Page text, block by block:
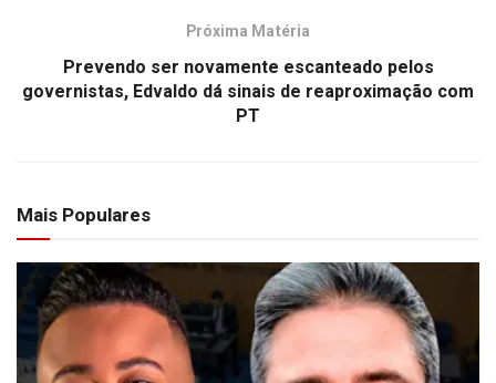
Próxima Matéria
Prevendo ser novamente escanteado pelos
governistas, Edvaldo dá sinais de reaproximação com
PT
Mais Populares